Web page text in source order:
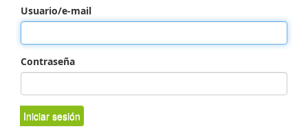
Usuario/e-mail
Contraseña
Iniciar sesión